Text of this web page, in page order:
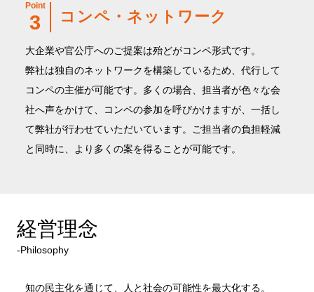
Point
3 コンペ・ネットワーク
大企業や官公庁へのご提案は殆どがコンペ形式です。
弊社は独自のネットワークを構築しているため、代行して
コンペの主催が可能です。多くの場合、担当者が色々な会
社へ声をかけて、コンペの参加を呼びかけますが、一括し
て弊社が行わせていただいています。ご担当者の負担軽減
と同時に、より多くの案を得ることが可能です。
経営理念
‐Philosophy
知の民主化を通じて、人と社会の可能性を最大化する。